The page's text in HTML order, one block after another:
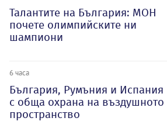
Талантите на България: МОН
почете олимпийските ни
шампиони
6 часа
България, Румъния и Испания
с обща охрана на въздушното
пространство